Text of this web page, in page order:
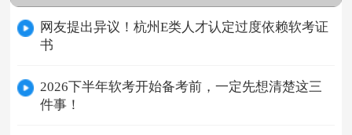
网友提出异议！杭州E类人才认定过度依赖软考证
书
2026下半年软考开始备考前，一定先想清楚这三
件事！